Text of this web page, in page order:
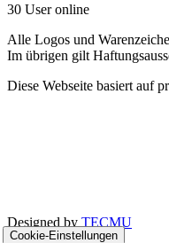
30 User online
Alle Logos und
Im übrigen gilt
Diese Webseite basiert auf
Designed by TECMU
Cookie-Einstellungen